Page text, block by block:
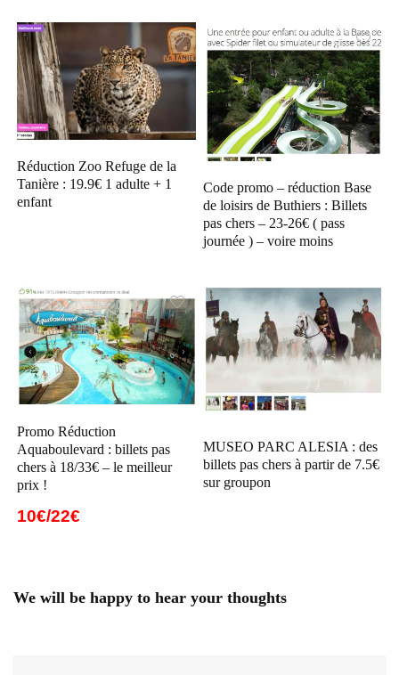
Réduction Zoo Refuge de la
Tanière : 19.9€ 1 adulte + 1
enfant
Code promo – réduction Base
de loisirs de Buthiers : Billets
pas chers – 23-26€ ( pass
journée ) – voire moins
Promo Réduction
Aquaboulevard : billets pas
chers à 18/33€ – le meilleur
prix !
10€/22€
MUSEO PARC ALESIA : des
billets pas chers à partir de 7.5€
sur groupon
We will be happy to hear your thoughts